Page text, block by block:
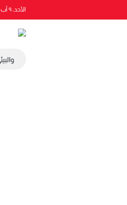
الأحد، ٩ آب ٢٠٢٦
رئيس المجلس الاقتصادي والاجتماعي والبيئي